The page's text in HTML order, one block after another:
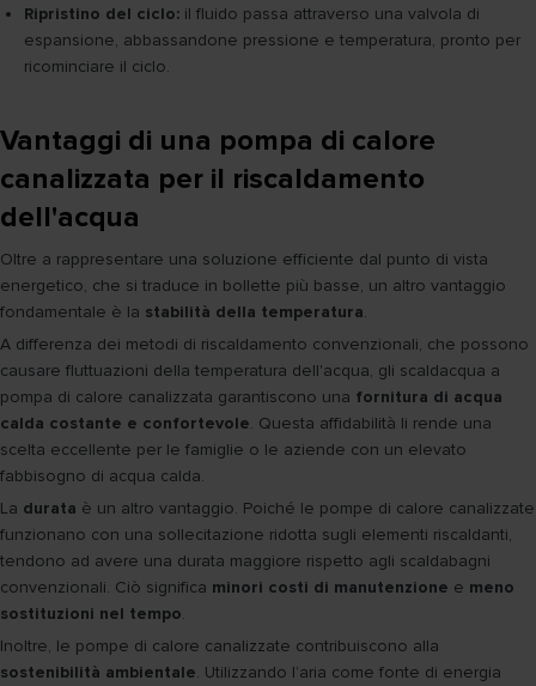
Ripristino del ciclo: il fluido passa attraverso una valvola di
espansione, abbassandone pressione e temperatura, pronto per
ricominciare il ciclo.
Vantaggi di una pompa di calore
canalizzata per il riscaldamento
dell'acqua
Oltre a rappresentare una soluzione efficiente dal punto di vista
energetico, che si traduce in bollette più basse, un altro vantaggio
fondamentale è la stabilità della temperatura.
A differenza dei metodi di riscaldamento convenzionali, che possono
causare fluttuazioni della temperatura dell'acqua, gli scaldacqua a
pompa di calore canalizzata garantiscono una fornitura di acqua
calda costante e confortevole. Questa affidabilità li rende una
scelta eccellente per le famiglie o le aziende con un elevato
fabbisogno di acqua calda.
La durata è un altro vantaggio. Poiché le pompe di calore canalizzate
funzionano con una sollecitazione ridotta sugli elementi riscaldanti,
tendono ad avere una durata maggiore rispetto agli scaldabagni
convenzionali. Ciò significa minori costi di manutenzione e meno
sostituzioni nel tempo.
Inoltre, le pompe di calore canalizzate contribuiscono alla
sostenibilità ambientale. Utilizzando l’aria come fonte di energia